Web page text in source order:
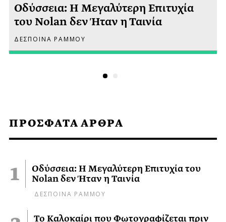
ΠΡΟΣΦΑΤΑ ΑΡΘΡΑ
Οδύσσεια: Η Μεγαλύτερη Επιτυχία του
Nolan δεν Ήταν η Ταινία
ΔΕΣΠΟΙΝΑ ΡΑΜΜΟΥ
Το Καλοκαίρι που Φωτογραφίζεται πριν
Οδύσσεια: Η Μεγαλύτερη Επιτυχία
του Nolan δεν Ήταν η Ταινία
ΔΕΣΠΟΙΝΑ ΡΑΜΜΟΥ